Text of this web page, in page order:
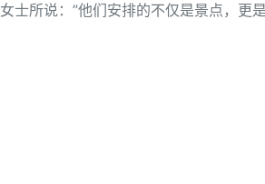
士所说：”他们安排的不仅是景点，更